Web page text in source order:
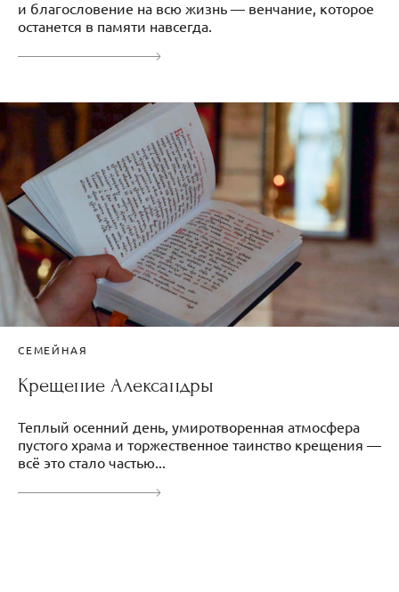
и благословение на всю жизнь — венчание, которое
останется в памяти навсегда.
СЕМЕЙНАЯ
Крещение Александры
Теплый осенний день, умиротворенная атмосфера
пустого храма и торжественное таинство крещения —
всё это стало частью...